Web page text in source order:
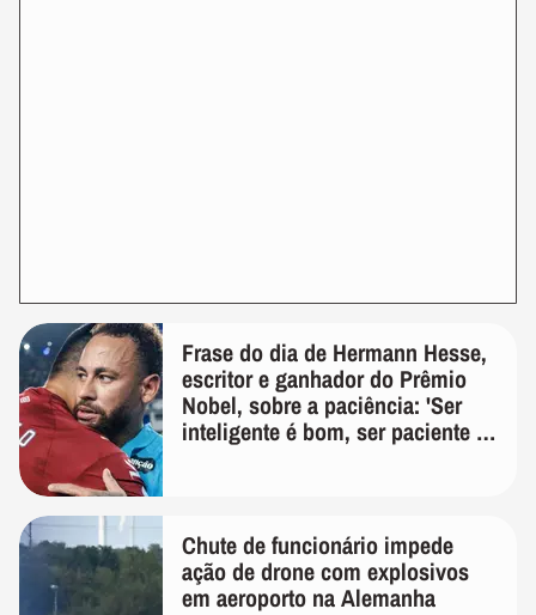
Frase do dia de Hermann Hesse,
escritor e ganhador do Prêmio
Nobel, sobre a paciência: 'Ser
inteligente é bom, ser paciente é
Chute de funcionário impede
ação de drone com explosivos
em aeroporto na Alemanha